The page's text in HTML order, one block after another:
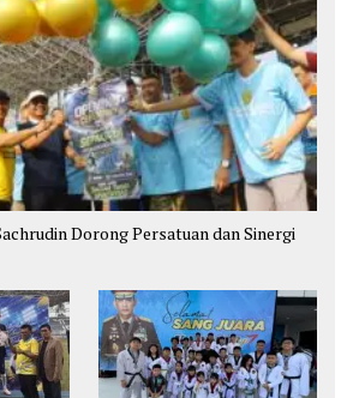
Dorong Persatuan dan Sinergi